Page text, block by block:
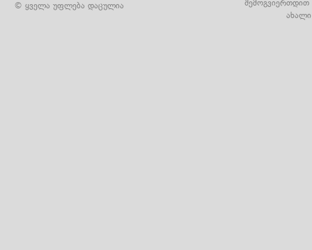
© ყველა უფლება დაცულია
შემოგვიერთდით
ახალი